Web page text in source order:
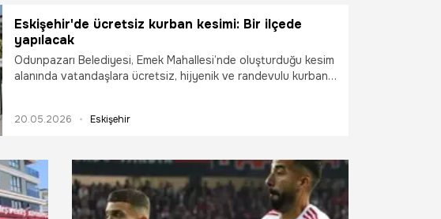
Eskişehir'de ücretsiz kurban kesimi: Bir ilçede
yapılacak
Odunpazarı Belediyesi, Emek Mahallesi’nde oluşturduğu kesim
alanında vatandaşlara ücretsiz, hijyenik ve randevulu kurban
20.05.2026 Eskişehir